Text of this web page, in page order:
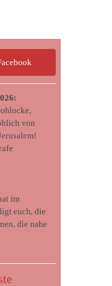
von
im
euch, die
die nahe